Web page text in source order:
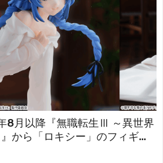
8月以降『無職転生Ⅲ ～異世界
から「ロキシー」のフィギュ